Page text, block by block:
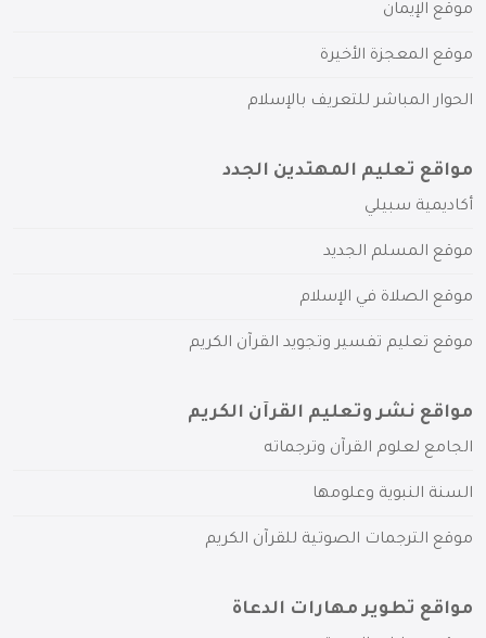
موقع الإيمان
موقع المعجزة الأخيرة
الحوار المباشر للتعريف بالإسلام
مواقع تعليم المهتدين الجدد
أكاديمية سبيلي
موقع المسلم الجديد
موقع الصلاة في الإسلام
موقع تعليم تفسير وتجويد القرآن الكريم
مواقع نشر وتعليم القرآن الكريم
الجامع لعلوم القرآن وترجماته
السنة النبوية وعلومها
موقع الترجمات الصوتية للقرآن الكريم
مواقع تطوير مهارات الدعاة